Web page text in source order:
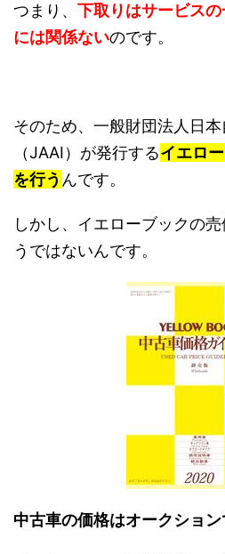
つまり、 下取りはサービス
には関係ないのです。
そのため、一般財団法人日
（JAAI）が発行するイエロ
を行う んです。
しかし、イエローブックの
うではないんです。
中古車の価格はオークション